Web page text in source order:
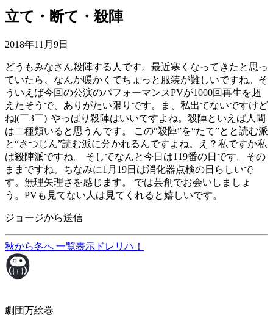
立て・断て・殺陣
2018年11月9日
どうもみなさん殺陣する人です。最近寒くなってきたと思っ
ていたら、なんか暖かくてちょっと服装が難しいですね。そ
ういえば今回の公演のパフォーマンスPVが1000回再生を超
えたそうで、ありがたい限りです。ま、私出てないですけど
ね|(￣3￣)| やっぱり殺陣はいいですよね。殺陣といえば人間
は二種類いると思うんです。 この“殺陣”を“たて”とと読む派
と“さつじん”読む派に分かれるんですよね。え？私ですか私
は殺陣派ですね。 そしてなんと今日は119番の日です。その
ままですね。ちなみに1月19日は消化器点検の日らしいで
す。無理矢理さを感じます。 では芸創でお会いしましょ
う。PVも見てない人は見てくれると嬉しいです。
ジョージから送信
秋から冬へ 一覧表示 ドレリハ！
劇団万絵巻